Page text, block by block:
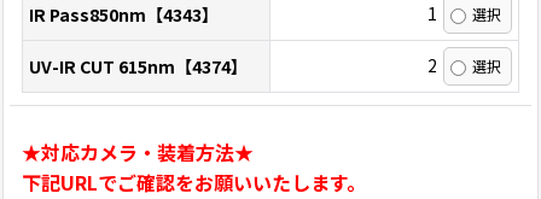
IR Pass850nm【4343】 1
UV-IR CUT 615nm【4374】 2
★対応カメラ・装着方法★
下記URLでご確認をお願いいたします。